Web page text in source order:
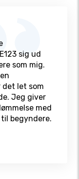
sig ud
som mig.
det let som
Jeg giver
med
begyndere.